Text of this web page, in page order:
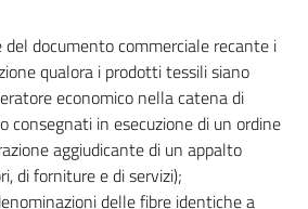
del documento commerciale recante i
qualora i prodotti tessili siano
economico nella catena di
consegnati in esecuzione di un ordine
aggiudicante di un appalto
di forniture e di servizi);
delle fibre identiche a